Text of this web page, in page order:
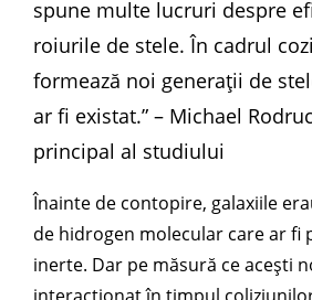
spune multe lucruri despre
roiurile de stele. În cadrul
formează noi generații de
ar fi existat.” – Michael
principal al studiului
Înainte de contopire, galaxiile
de hidrogen molecular care ar fi
inerte. Dar pe măsură ce acești